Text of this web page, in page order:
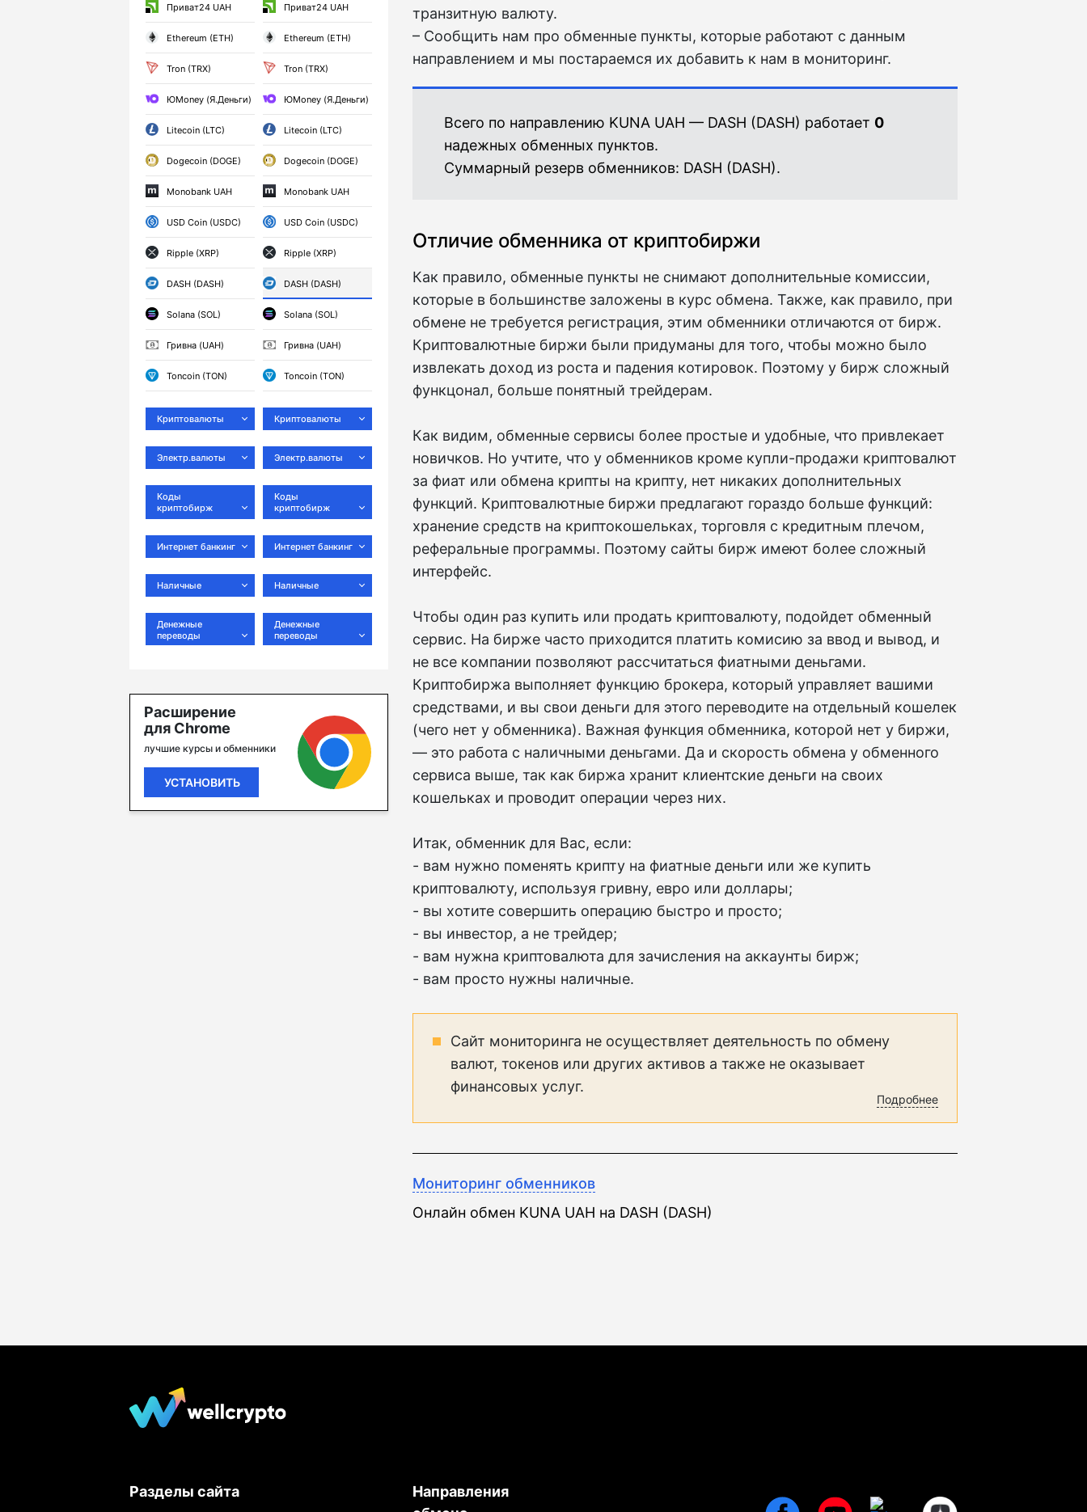
Приват24 UAH
Ethereum (ETH)
Tron (TRX)
ЮMoney (Я.Деньги)
Litecoin (LTC)
Dogecoin (DOGE)
Monobank UAH
USD Coin (USDC)
Ripple (XRP)
DASH (DASH)
Solana (SOL)
Гривна (UAH)
Toncoin (TON)
Криптовалюты
Электр.валюты
Коды
криптобирж
Интернет банкинг
Наличные
Денежные
переводы
Приват24 UAH
Ethereum (ETH)
Tron (TRX)
ЮMoney (Я.Деньги)
Litecoin (LTC)
Dogecoin (DOGE)
Monobank UAH
USD Coin (USDC)
Ripple (XRP)
DASH (DASH)
Solana (SOL)
Гривна (UAH)
Toncoin (TON)
Криптовалюты
Электр.валюты
Коды
криптобирж
Интернет банкинг
Наличные
Денежные
переводы
Расширение
для Chrome
лучшие курсы и обменники
УСТАНОВИТЬ
транзитную валюту.
– Сообщить нам про обменные пункты, которые работают с данным
направлением и мы постараемся их добавить к нам в мониторинг.
Всего по направлению KUNA UAH — DASH (DASH) работает 0
надежных обменных пунктов.
Суммарный резерв обменников: DASH (DASH).
Отличие обменника от криптобиржи
Как правило, обменные пункты не снимают дополнительные комиссии,
которые в большинстве заложены в курс обмена. Также, как правило, при
обмене не требуется регистрация, этим обменники отличаются от бирж.
Криптовалютные биржи были придуманы для того, чтобы можно было
извлекать доход из роста и падения котировок. Поэтому у бирж сложный
функцонал, больше понятный трейдерам.
Как видим, обменные сервисы более простые и удобные, что привлекает
новичков. Но учтите, что у обменников кроме купли-продажи криптовалют
за фиат или обмена крипты на крипту, нет никаких дополнительных
функций. Криптовалютные биржи предлагают гораздо больше функций:
хранение средств на криптокошельках, торговля с кредитным плечом,
реферальные программы. Поэтому сайты бирж имеют более сложный
интерфейс.
Чтобы один раз купить или продать криптовалюту, подойдет обменный
сервис. На бирже часто приходится платить комисию за ввод и вывод, и
не все компании позволяют рассчитаться фиатными деньгами.
Криптобиржа выполняет функцию брокера, который управляет вашими
средствами, и вы свои деньги для этого переводите на отдельный кошелек
(чего нет у обменника). Важная функция обменника, которой нет у биржи,
— это работа с наличными деньгами. Да и скорость обмена у обменного
сервиса выше, так как биржа хранит клиентские деньги на своих
кошельках и проводит операции через них.
Итак, обменник для Вас, если:
- вам нужно поменять крипту на фиатные деньги или же купить
криптовалюту, используя гривну, евро или доллары;
- вы хотите совершить операцию быстро и просто;
- вы инвестор, а не трейдер;
- вам нужна криптовалюта для зачисления на аккаунты бирж;
- вам просто нужны наличные.
Сайт мониторинга не осуществляет деятельность по обмену
валют, токенов или других активов а также не оказывает
финансовых услуг.
Подробнее
Мониторинг обменников
Онлайн обмен KUNA UAH на DASH (DASH)
Разделы сайта
Направления